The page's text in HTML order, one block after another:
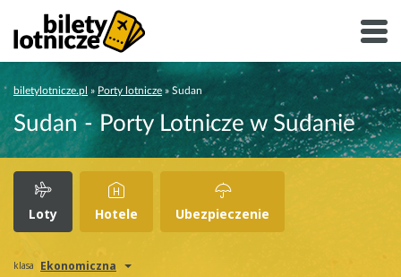
biletylotnicze.pl » Porty lotnicze » Sudan
Sudan - Porty Lotnicze w Sudanie
Loty Hotele Ubezpieczenie
klasa Ekonomiczna